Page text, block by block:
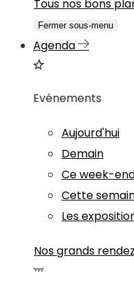
Tous nos bons
Fermer sous-menu
Agenda
Evénements
Aujourd'hui
Demain
Ce week-
Cette
Les
Nos grands